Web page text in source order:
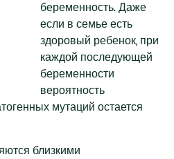
беременность. Даже
если в семье есть
здоровый ребенок, при
каждой последующей
беременности
вероятность
мутаций остается
близкими